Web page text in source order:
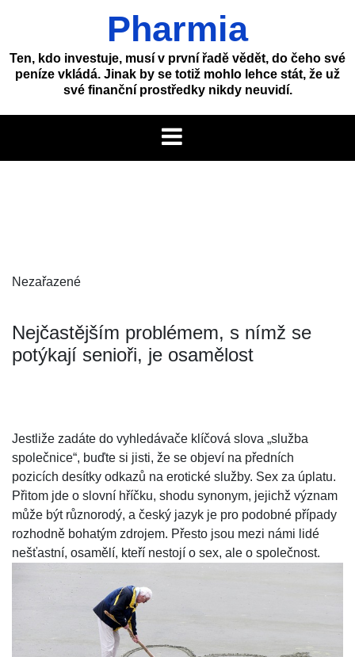
Pharmia
Ten, kdo investuje, musí v první řadě vědět, do čeho své
peníze vkládá. Jinak by se totiž mohlo lehce stát, že už
své finanční prostředky nikdy neuvidí.
Nezařazené
Nejčastějším problémem, s nímž se
potýkají senioři, je osamělost
Jestliže zadáte do vyhledávače klíčová slova „služba
společnice“, buďte si jisti, že se objeví na předních
pozicích desítky odkazů na erotické služby. Sex za úplatu.
Přitom jde o slovní hříčku, shodu synonym, jejichž význam
může být různorodý, a český jazyk je pro podobné případy
rozhodně bohatým zdrojem. Přesto jsou mezi námi lidé
nešťastní, osamělí, kteří nestojí o sex, ale o společnost.